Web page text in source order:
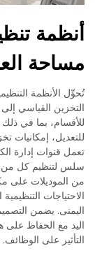
أنظمة
مساحة
تُحوِّل الأنظمة
التخزين القياسي
للأقسام، بما في
للتعديل، إمكانيات
تعمل قنوات إدارة
سلس لتنظيم كل من
من الموديلات على
الاحتياجات
اليمنى. يضمن
اليد مع الحفاظ على
التأثير على الوظائف.